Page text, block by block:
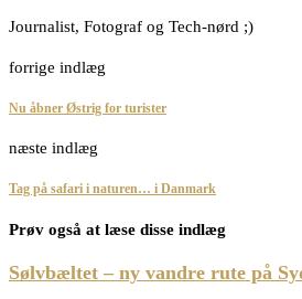
Journalist, Fotograf og Tech-nørd ;)
forrige indlæg
Nu åbner Østrig for turister
næste indlæg
Tag på safari i naturen… i Danmark
Prøv også at læse disse indlæg
Sølvbæltet – ny vandre rute på